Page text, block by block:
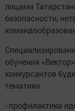
лицами
безопасности,
обучения
конкурсантов
тематики:
- профилактика